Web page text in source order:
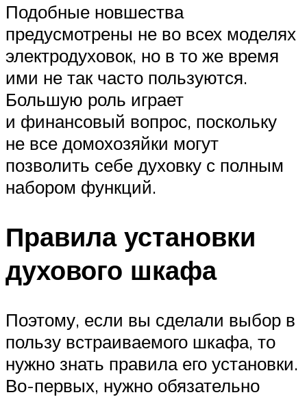
Подобные новшества
предусмотрены не во всех моделях
электродуховок, но в то же время
ими не так часто пользуются.
Большую роль играет
и финансовый вопрос, поскольку
не все домохозяйки могут
позволить себе духовку с полным
набором функций.
Правила установки
духового шкафа
Поэтому, если вы сделали выбор в
пользу встраиваемого шкафа, то
нужно знать правила его установки.
Во-первых, нужно обязательно